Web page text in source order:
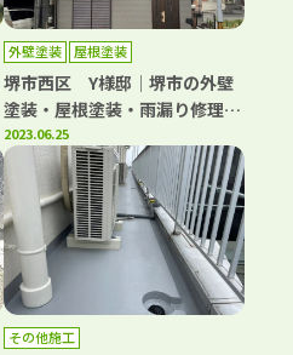
外壁塗装 屋根塗装
堺市西区 Y様邸│堺市の外壁
塗装・屋根塗装・雨漏り修理専
門店 千成工務店
2023.06.25
その他施工